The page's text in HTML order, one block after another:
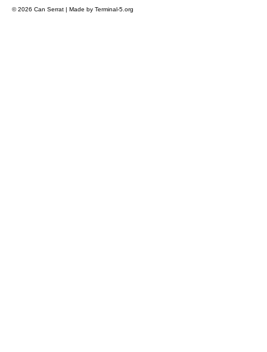
© 2026 Can Serrat | Made by Terminal-5.org